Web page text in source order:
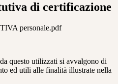
di certificazione
personale.pdf
questo utilizzati si avvalgono di
ed utili alle finalità illustrate nella